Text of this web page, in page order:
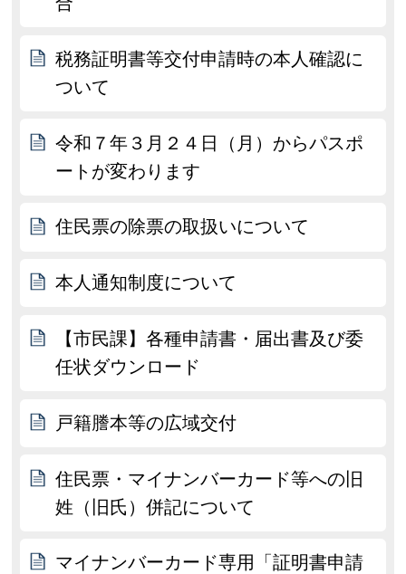
税務証明書等交付申請時の本人確認に
ついて
令和７年３月２４日（月）からパスポ
ートが変わります
住民票の除票の取扱いについて
本人通知制度について
【市民課】各種申請書・届出書及び委
任状ダウンロード
戸籍謄本等の広域交付
住民票・マイナンバーカード等への旧
姓（旧氏）併記について
マイナンバーカード専用「証明書申請